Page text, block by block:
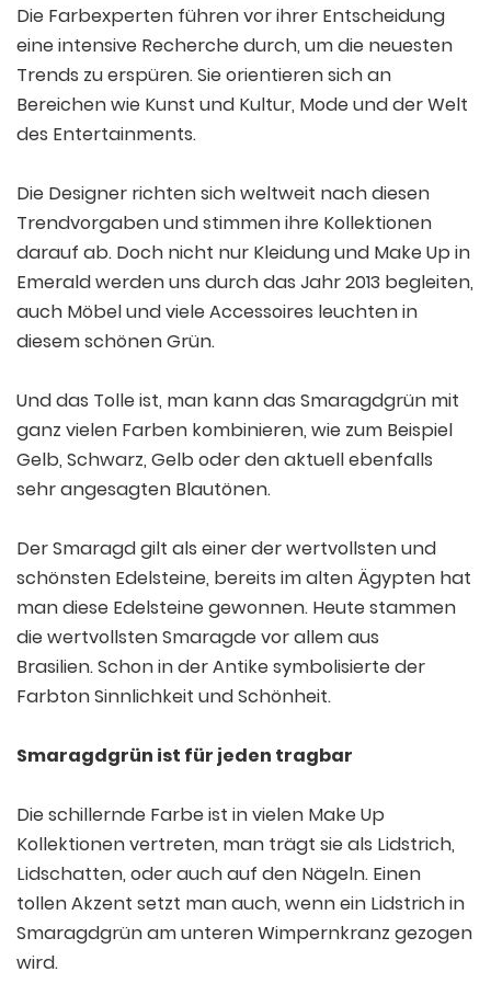
Die Farbexperten führen vor ihrer Entscheidung
eine intensive Recherche durch, um die neuesten
Trends zu erspüren. Sie orientieren sich an
Bereichen wie Kunst und Kultur, Mode und der Welt
des Entertainments.
Die Designer richten sich weltweit nach diesen
Trendvorgaben und stimmen ihre Kollektionen
darauf ab. Doch nicht nur Kleidung und Make Up in
Emerald werden uns durch das Jahr 2013 begleiten,
auch Möbel und viele Accessoires leuchten in
diesem schönen Grün.
Und das Tolle ist, man kann das Smaragdgrün mit
ganz vielen Farben kombinieren, wie zum Beispiel
Gelb, Schwarz, Gelb oder den aktuell ebenfalls
sehr angesagten Blautönen.
Der Smaragd gilt als einer der wertvollsten und
schönsten Edelsteine, bereits im alten Ägypten hat
man diese Edelsteine gewonnen. Heute stammen
die wertvollsten Smaragde vor allem aus
Brasilien. Schon in der Antike symbolisierte der
Farbton Sinnlichkeit und Schönheit.
Smaragdgrün ist für jeden tragbar
Die schillernde Farbe ist in vielen Make Up
Kollektionen vertreten, man trägt sie als Lidstrich,
Lidschatten, oder auch auf den Nägeln. Einen
tollen Akzent setzt man auch, wenn ein Lidstrich in
Smaragdgrün am unteren Wimpernkranz gezogen
wird.